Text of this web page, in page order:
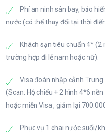
Sau bữa tối, xe đưa
Quý khách tự do nghỉ
●Phố Tiền Môn, khu
Kinh, là điểm đến không
lịch sử lâu đời của
và không khí nhộn nhịp,
Tối Đoàn tự do trải
phí tự túc), đoàn nhận
Phí an ninh sân bay, bảo
nước (có thể thay đổi tại thời
Khách sạn tiêu chuẩn 4*
trường hợp đi lẻ nam hoặc nữ).
Visa đoàn nhập cảnh Trung
(Scan: Hộ chiếu + 2 hình 4*6
hoặc miễn Visa , giảm lại
Phục vụ 1 chai nước suối/